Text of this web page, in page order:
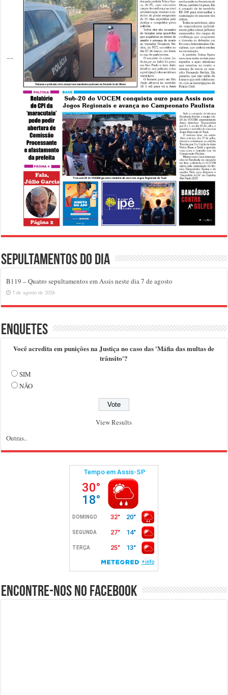
Sepultamentos do dia
B119 – Quatro sepultamentos em Assis neste dia 7 de agosto
7 de agosto de 2026
Enquetes
Você acredita em punições na Justiça no caso das 'Máfia das multas de
trânsito'?
SIM
NÃO
View Results
Outras..
Encontre-nos no Facebook